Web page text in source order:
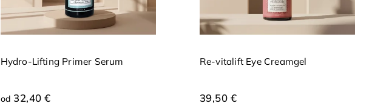
Hydro-Lifting Primer Serum
od 32,40 €
Re-vitalift Eye Creamgel
39,50 €